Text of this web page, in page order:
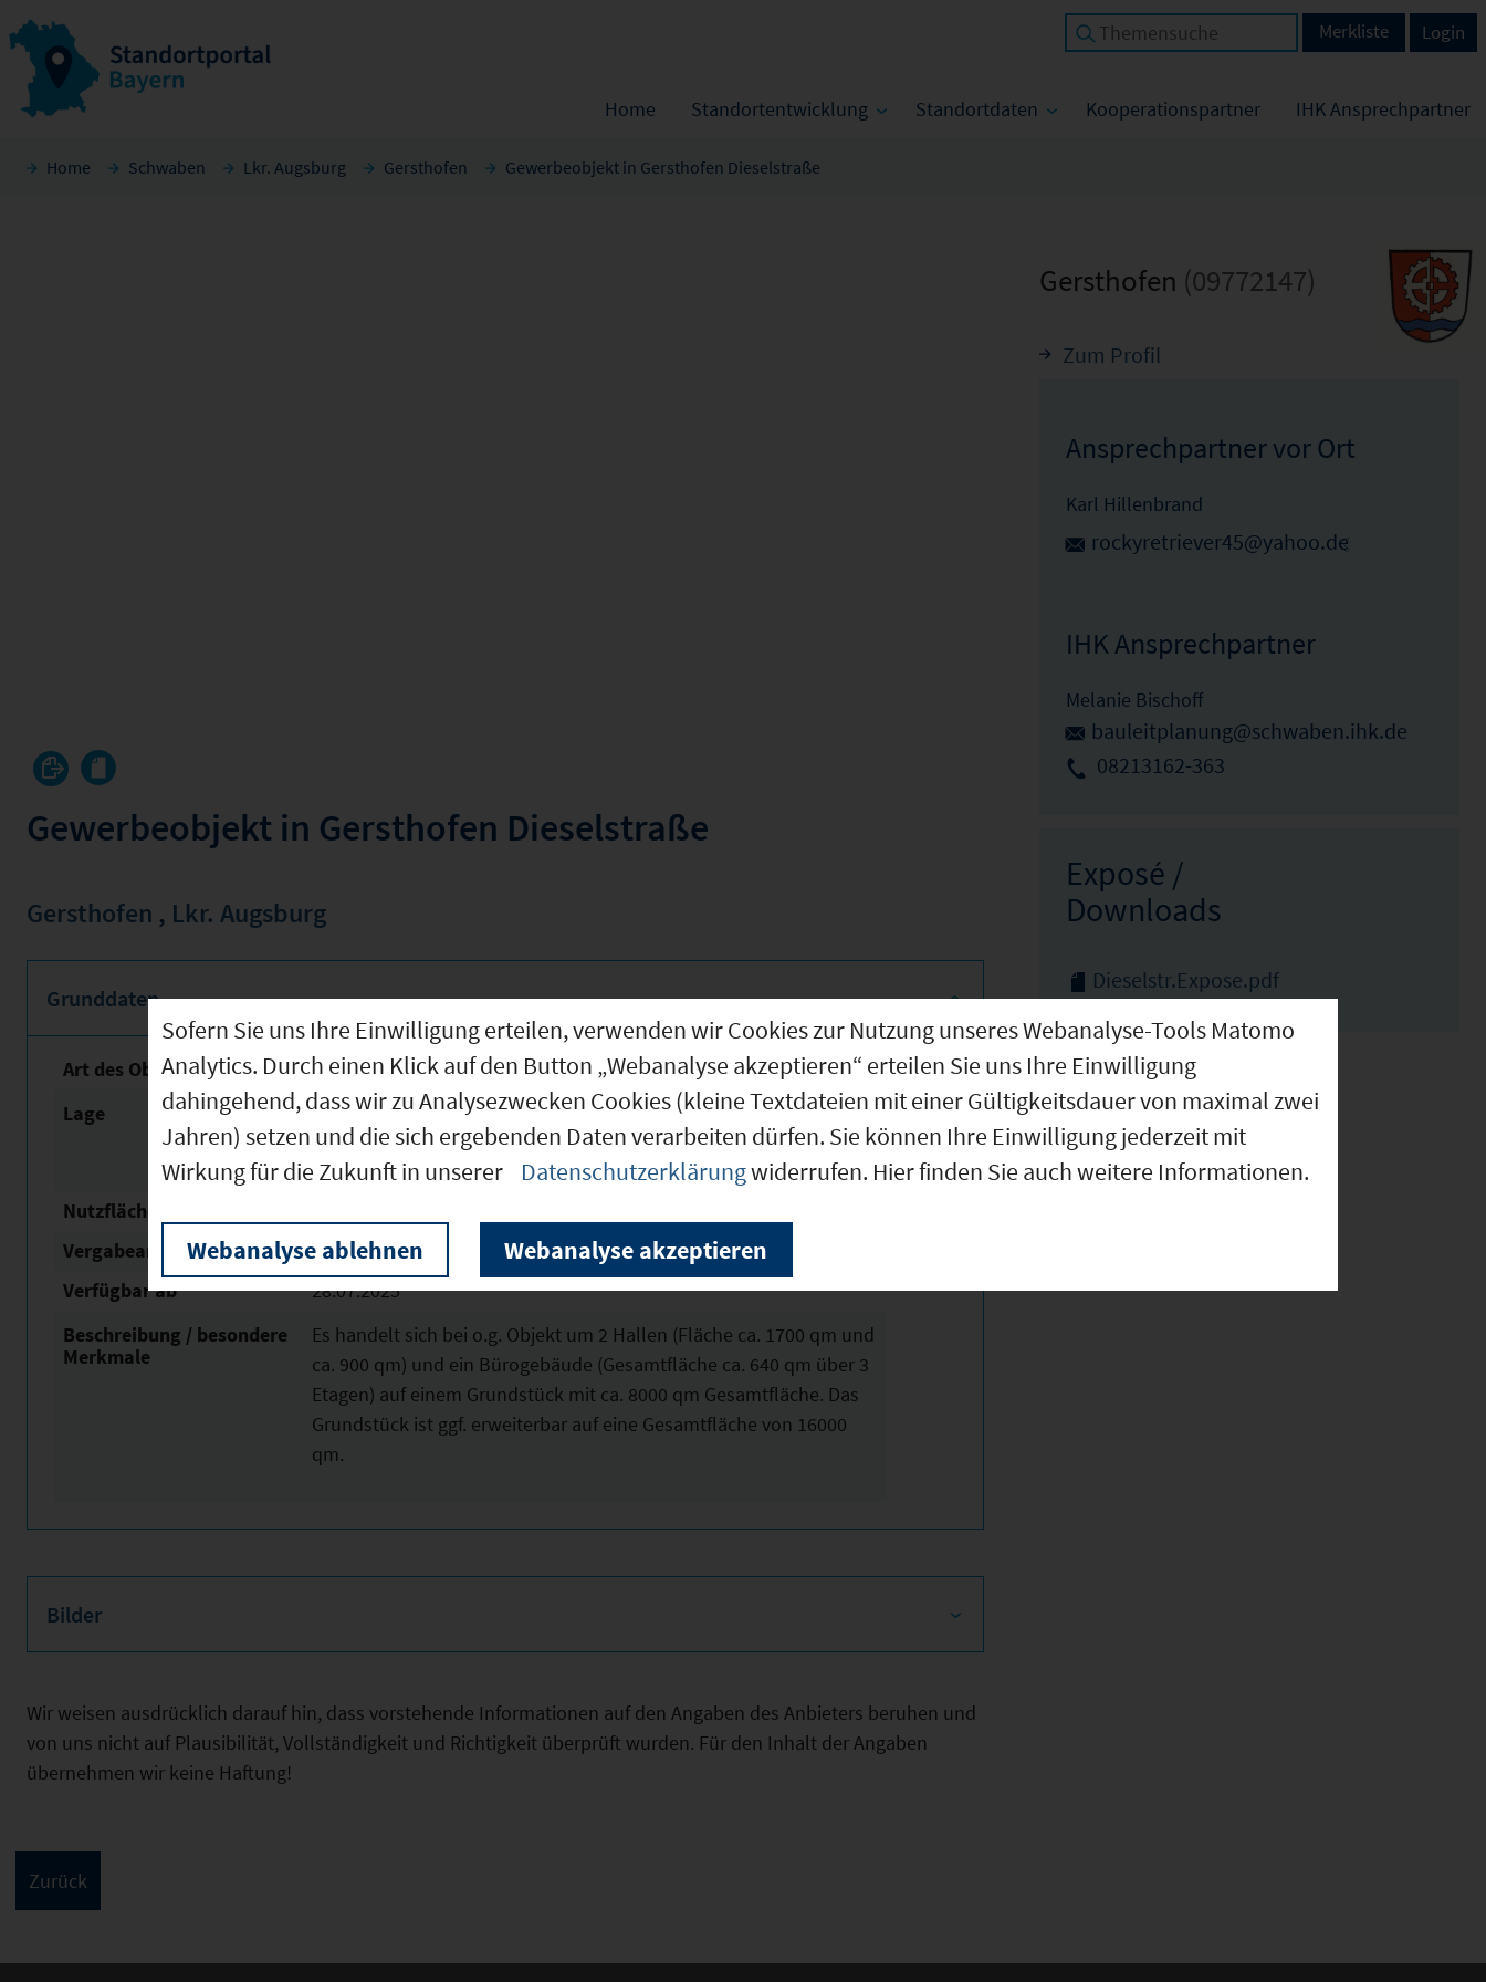
Home Standortentwicklung Standortdaten Kooperationspartner IHK Ansprechpartner
Login
Merkliste
Home Schwaben Lkr. Augsburg Gersthofen Gewerbeobjekt in Gersthofen Dieselstraße
Gewerbeobjekt in Gersthofen Dieselstraße
Gersthofen , Lkr. Augsburg
Grunddaten
Art des Objektes
Büroflächen, Lager / Logistik, Hallenfläche / Produktion
Lage
Das Objekt liegt zentral im Industriegebiet Gersthofen mit direkter
Anbindung an A8 und B2/B17.
Nutzfläche
Vergabeart
Vermietung
Verfügbar ab
28.07.2025
Beschreibung / besondere
Merkmale
Es handelt sich bei o.g. Objekt um 2 Hallen (Fläche ca. 1700 qm und
ca. 900 qm) und ein Bürogebäude (Gesamtfläche ca. 640 qm über 3
Etagen) auf einem Grundstück mit ca. 8000 qm Gesamtfläche. Das
Grundstück ist ggf. erweiterbar auf eine Gesamtfläche von 16000
qm.
Bilder
Wir weisen ausdrücklich darauf hin, dass vorstehende Informationen auf den Angaben des Anbieters beruhen und
von uns nicht auf Plausibilität, Vollständigkeit und Richtigkeit überprüft wurden. Für den Inhalt der Angaben
übernehmen wir keine Haftung!
Gersthofen (09772147)
Zum Profil
Ansprechpartner vor Ort
Karl Hillenbrand
rockyretriever45@yahoo.de
IHK Ansprechpartner
Melanie Bischoff
bauleitplanung@schwaben.ihk.de
08213162-363
Exposé /
Downloads
Dieselstr.Expose.pdf
Sofern Sie uns Ihre Einwilligung erteilen, verwenden wir Cookies zur Nutzung unseres Webanalyse-Tools Matomo
Analytics. Durch einen Klick auf den Button „Webanalyse akzeptieren“ erteilen Sie uns Ihre Einwilligung
dahingehend, dass wir zu Analysezwecken Cookies (kleine Textdateien mit einer Gültigkeitsdauer von maximal zwei
Jahren) setzen und die sich ergebenden Daten verarbeiten dürfen. Sie können Ihre Einwilligung jederzeit mit
Wirkung für die Zukunft in unserer
Datenschutzerklärungwiderrufen. Hier finden Sie auch weitere Informationen.
Webanalyse ablehnen Webanalyse akzeptieren